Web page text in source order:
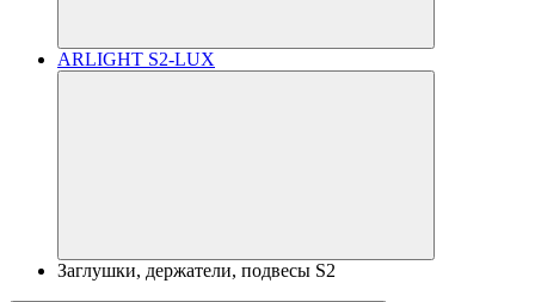
ARLIGHT S2-LUX
Заглушки, держатели, подвесы S2